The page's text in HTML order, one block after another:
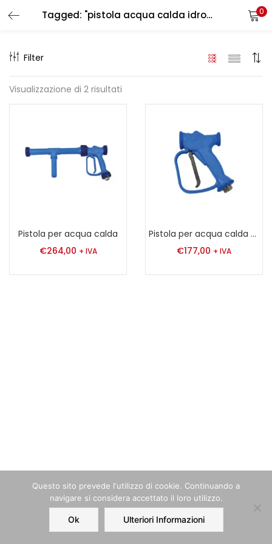
Tagged: "pistola acqua calda idropulitrice" 0
Home Order Account
Filter
Visualizzazione di 2 risultati
Pistola per acqua calda
€264,00 + IVA
Pistola per acqua calda a bassa pressione con getto regolabile, corpo in ottone e rivestimento in gomma di colore blu.
€177,00 + IVA
LOGIN REGISTER
Enter your username and password to login.
Remember me
Questo sito prevede l‘utilizzo di cookie. Continuando a
navigare si considera accettato il loro utilizzo.
Ok Ulteriori Informazioni